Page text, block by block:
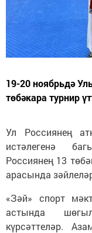
19-20 ноябрьдә
төбәкара турнир
Ул Россиянең
истәлегенә
Россиянең 13
арасында
«Зәй» спорт
астында
күрсәттеләр.